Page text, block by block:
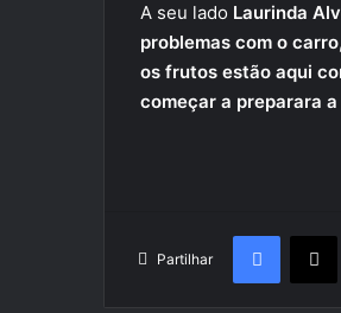
A seu lado Laurinda
problemas com o
os frutos estão aqui
começar a preparara a
Partilhar
X